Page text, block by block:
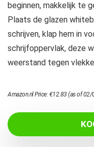
beginnen, makkelijk te
Plaats de glazen
schrijven, klap hem in
schrijfoppervlak, deze
weerstand tegen
Amazon.nl Price:€12.83 (as of 02/